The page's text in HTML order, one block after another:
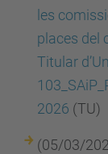
les
places del
Titular
2026 (TU)
(05/03/